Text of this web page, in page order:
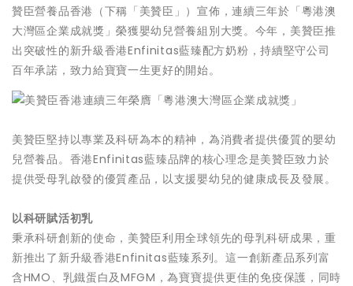
贊臣營養品香港（下稱「美贊臣」）宣佈，連續三年於「粵港澳
大灣區企業成就獎」榮獲嬰幼兒營養組別大獎。今年，美贊臣推
出突破性的新升級香港Enfinitas藍臻配方奶粉，持續堅守公司
百年承諾，致力給寶寶一生更好的開始。
美贊臣堅持以專業及科研為本的精神，為消費者提供優質的嬰幼
兒營養品。香港Enfinitas藍臻品牌的核心理念是美贊臣致力於
提供受母乳啟發的優質產品，以支援嬰幼兒的健康成長及發展。
以科研賦活初乳
秉承科研創新的使命，美贊臣利用全球領先的母乳科研成果，重
新推出了新升級香港Enfinitas藍臻系列。這一創新產品系列富
含HMO、乳鐵蛋白及MFGM，為寶寶提供更佳的免疫保護，同時